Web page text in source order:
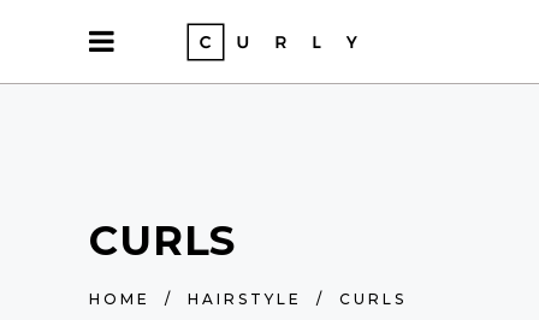
CURLS
HOME / HAIRSTYLE / CURLS